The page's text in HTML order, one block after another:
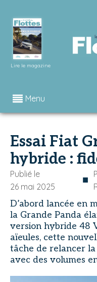
Lire le magazine
Menu
Essai Fiat
hybride :
Publié le
26 mai 2025
■
D’abord lancée en
la Grande Panda
version hybride 48
aïeules, cette
tâche de relancer
avec des volumes